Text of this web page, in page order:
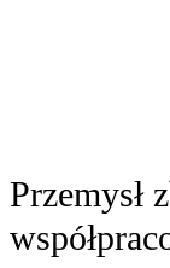
Przemysł